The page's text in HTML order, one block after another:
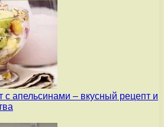
с апельсинами – вкусный рецепт и